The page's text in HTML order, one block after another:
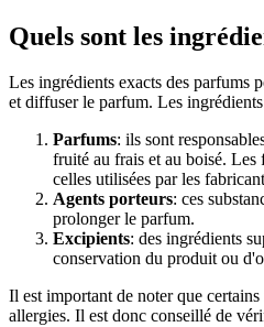
Quels sont les
Les ingrédients exacts des parfums
et diffuser le parfum. Les
Parfums: ils sont
fruité au frais et au boisé. Les
celles utilisées par les
Agents porteurs: ces
prolonger le parfum.
Excipients: des ingrédients
conservation du produit ou
Il est important de noter que
allergies. Il est donc conseillé de